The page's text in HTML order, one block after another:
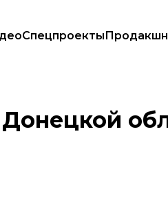
СпецпроектыПродакшн